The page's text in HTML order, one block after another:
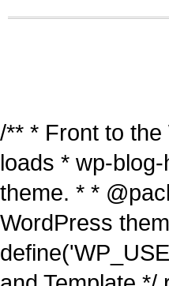
/** * Front to
loads * wp-
theme. * *
WordPress